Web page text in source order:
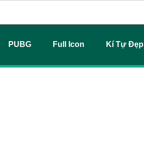
PUBG Full Icon Kí Tự Đẹp